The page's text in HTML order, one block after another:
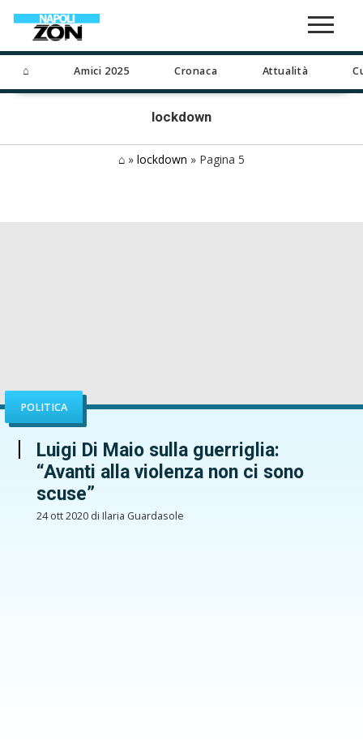
⌂ Amici 2025 Cronaca Attualità
lockdown
⌂ » lockdown » Pagina 5
POLITICA
Luigi Di Maio sulla guerriglia:
“Avanti alla violenza non ci sono
scuse”
24 ott 2020 di Ilaria Guardasole